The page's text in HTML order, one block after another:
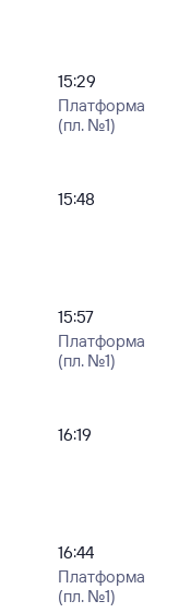
15:29
Платформа
(пл. №1)
15:48
15:57
Платформа
(пл. №1)
16:19
16:44
Платформа
(пл. №1)